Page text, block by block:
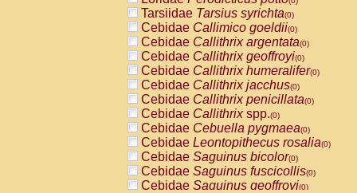
Tarsiidae Tarsius syrichta(0)
Cebidae Callimico goeldii(0)
Cebidae Callithrix argentata(0)
Cebidae Callithrix geoffroyi(0)
Cebidae Callithrix humeralifer(0)
Cebidae Callithrix jacchus(0)
Cebidae Callithrix penicillata(0)
Cebidae Callithrixspp.(0)
Cebidae Cebuella pygmaea(0)
Cebidae Leontopithecus rosalia(0)
Cebidae Saguinus bicolor(0)
Cebidae Saguinus fuscicollis(0)
Cebidae Saguinus geoffroyi(0)